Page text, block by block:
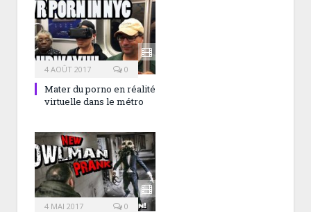
4 AOÛT 2017 0
Mater du porno en réalité
virtuelle dans le métro
4 MAI 2017 0